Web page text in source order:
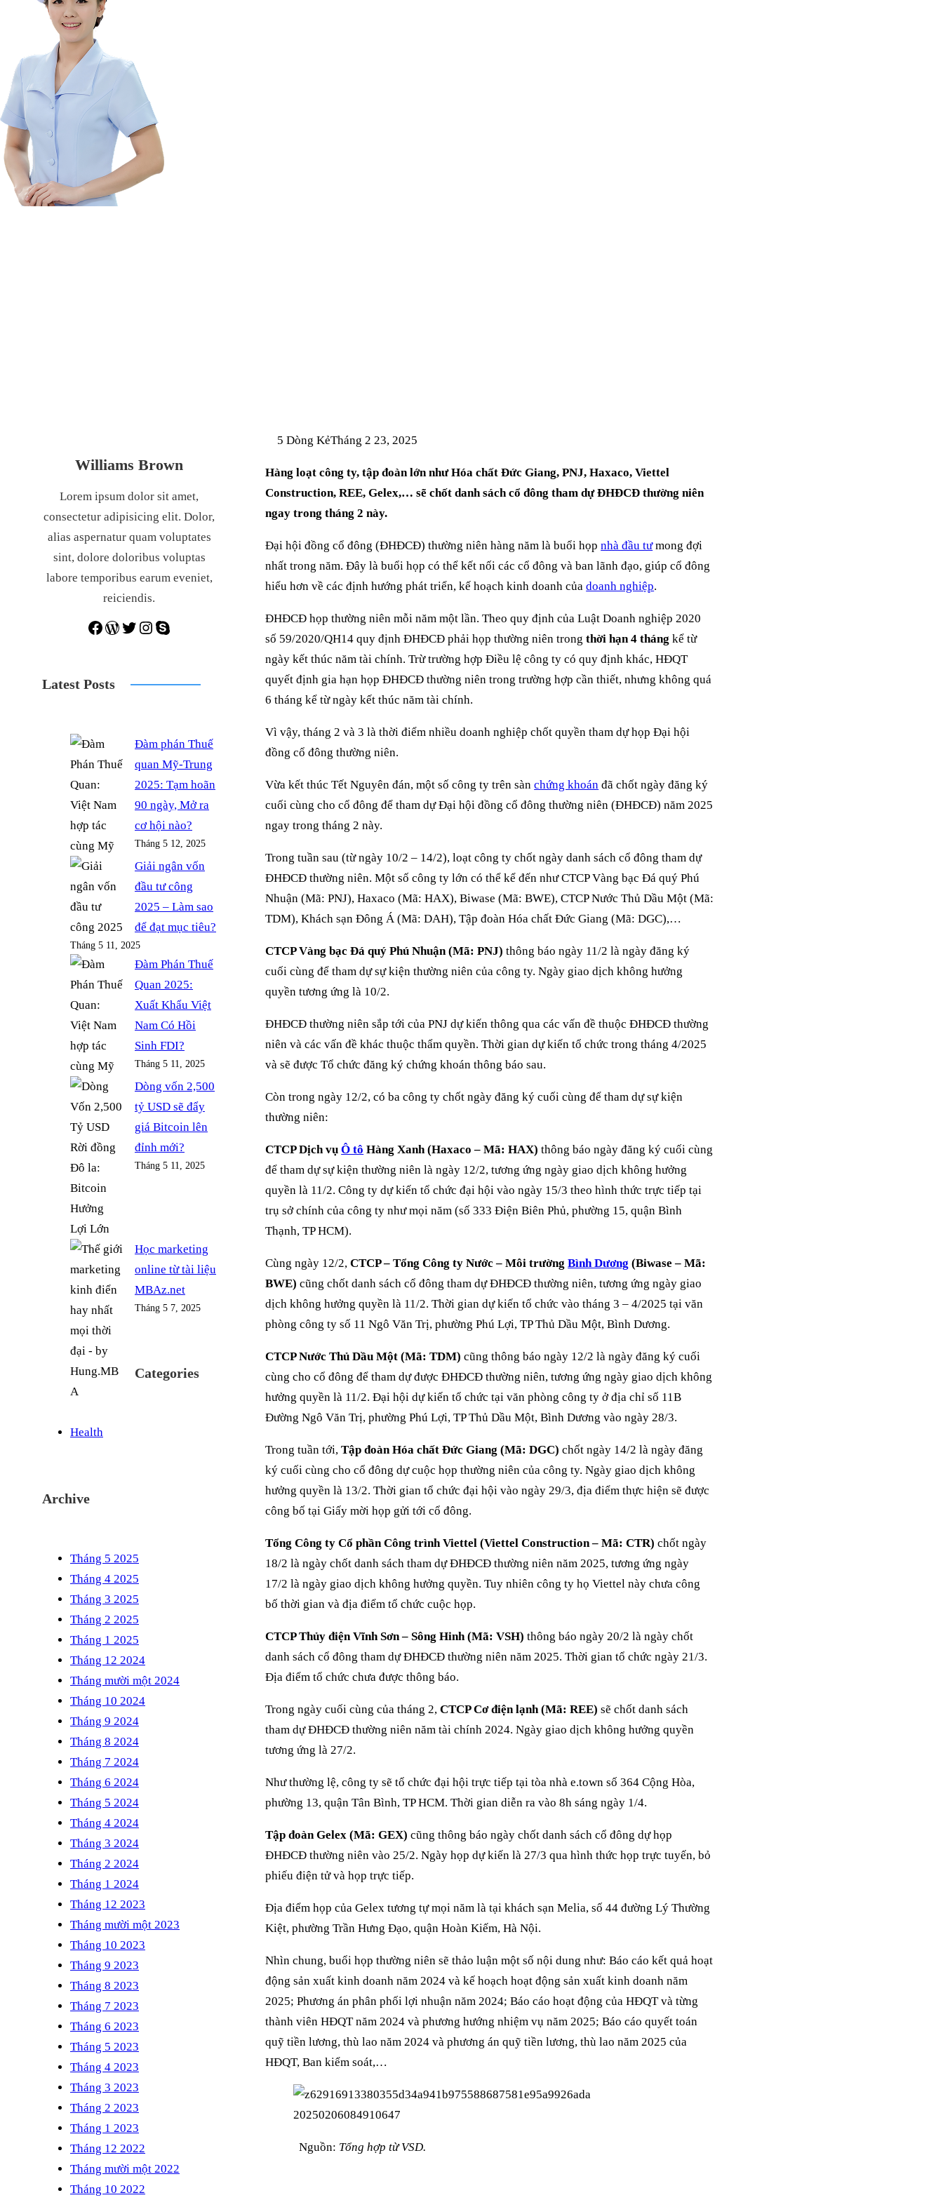
Williams Brown
Lorem ipsum dolor sit amet,
consectetur adipisicing elit. Dolor,
alias aspernatur quam voluptates
sint, dolore doloribus voluptas
labore temporibus earum eveniet,
reiciendis.
Facebook WordPress Twitter Instagram Skype
Latest Posts
Đàm phán Thuế
quan Mỹ-Trung
2025: Tạm hoãn
90 ngày, Mở ra
cơ hội nào?
Tháng 5 12, 2025
Giải ngân vốn
đầu tư công
2025 – Làm sao
để đạt mục tiêu?
Tháng 5 11, 2025
Đàm Phán Thuế
Quan 2025:
Xuất Khẩu Việt
Nam Có Hồi
Sinh FDI?
Tháng 5 11, 2025
Dòng vốn 2,500
tỷ USD sẽ đẩy
giá Bitcoin lên
đỉnh mới?
Tháng 5 11, 2025
Học marketing
online từ tài liệu
MBAz.net
Tháng 5 7, 2025
Categories
Health
Archive
Tháng 5 2025
Tháng 4 2025
Tháng 3 2025
Tháng 2 2025
Tháng 1 2025
Tháng 12 2024
Tháng mười một 2024
Tháng 10 2024
Tháng 9 2024
Tháng 8 2024
Tháng 7 2024
Tháng 6 2024
Tháng 5 2024
Tháng 4 2024
Tháng 3 2024
Tháng 2 2024
Tháng 1 2024
Tháng 12 2023
Tháng mười một 2023
Tháng 10 2023
Tháng 9 2023
Tháng 8 2023
Tháng 7 2023
Tháng 6 2023
Tháng 5 2023
Tháng 4 2023
Tháng 3 2023
Tháng 2 2023
Tháng 1 2023
Tháng 12 2022
Tháng mười một 2022
Tháng 10 2022
5 Dòng KẻTháng 2 23, 2025
Hàng loạt công ty, tập đoàn lớn như Hóa chất Đức Giang, PNJ, Haxaco, Viettel
Construction, REE, Gelex,… sẽ chốt danh sách cổ đông tham dự ĐHĐCĐ thường niên
ngay trong tháng 2 này.
Đại hội đồng cổ đông (ĐHĐCĐ) thường niên hàng năm là buổi họpnhà đầu tưmong đợi
nhất trong năm. Đây là buổi họp có thể kết nối các cổ đông và ban lãnh đạo, giúp cổ đông
hiểu hơn về các định hướng phát triển, kế hoạch kinh doanh củadoanh nghiệp.
ĐHĐCĐ họp thường niên mỗi năm một lần. Theo quy định của Luật Doanh nghiệp 2020
số 59/2020/QH14 quy định ĐHĐCĐ phải họp thường niên trongthời hạn 4 tháng kể từ
ngày kết thúc năm tài chính. Trừ trường hợp Điều lệ công ty có quy định khác, HĐQT
quyết định gia hạn họp ĐHĐCĐ thường niên trong trường hợp cần thiết, nhưng không quá
6 tháng kể từ ngày kết thúc năm tài chính.
Vì vậy, tháng 2 và 3 là thời điểm nhiều doanh nghiệp chốt quyền tham dự họp Đại hội
đồng cổ đông thường niên.
Vừa kết thúc Tết Nguyên đán, một số công ty trên sànchứng khoán đã chốt ngày đăng ký
cuối cùng cho cổ đông để tham dự Đại hội đồng cổ đông thường niên (ĐHĐCĐ) năm 2025
ngay trong tháng 2 này.
Trong tuần sau (từ ngày 10/2 – 14/2), loạt công ty chốt ngày danh sách cổ đông tham dự
ĐHĐCĐ thường niên. Một số công ty lớn có thể kể đến như CTCP Vàng bạc Đá quý Phú
Nhuận (Mã: PNJ), Haxaco (Mã: HAX), Biwase (Mã: BWE), CTCP Nước Thủ Dầu Một (Mã:
TDM), Khách sạn Đông Á (Mã: DAH), Tập đoàn Hóa chất Đức Giang (Mã: DGC),…
CTCP Vàng bạc Đá quý Phú Nhuận (Mã: PNJ) thông báo ngày 11/2 là ngày đăng ký
cuối cùng để tham dự sự kiện thường niên của công ty. Ngày giao dịch không hưởng
quyền tương ứng là 10/2.
ĐHĐCĐ thường niên sắp tới của PNJ dự kiến thông qua các vấn đề thuộc ĐHĐCĐ thường
niên và các vấn đề khác thuộc thẩm quyền. Thời gian dự kiến tổ chức trong tháng 4/2025
và sẽ được Tổ chức đăng ký chứng khoán thông báo sau.
Còn trong ngày 12/2, có ba công ty chốt ngày đăng ký cuối cùng để tham dự sự kiện
thường niên:
CTCP Dịch vụÔ tô Hàng Xanh (Haxaco – Mã: HAX)thông báo ngày đăng ký cuối cùng
để tham dự sự kiện thường niên là ngày 12/2, tương ứng ngày giao dịch không hưởng
quyền là 11/2. Công ty dự kiến tổ chức đại hội vào ngày 15/3 theo hình thức trực tiếp tại
trụ sở chính của công ty như mọi năm (số 333 Điện Biên Phủ, phường 15, quận Bình
Thạnh, TP HCM).
Cùng ngày 12/2,CTCP – Tổng Công ty Nước – Môi trườngBình Dương (Biwase – Mã:
BWE) cũng chốt danh sách cổ đông tham dự ĐHĐCĐ thường niên, tương ứng ngày giao
dịch không hưởng quyền là 11/2. Thời gian dự kiến tổ chức vào tháng 3 – 4/2025 tại văn
phòng công ty số 11 Ngô Văn Trị, phường Phú Lợi, TP Thủ Dầu Một, Bình Dương.
CTCP Nước Thủ Dầu Một (Mã: TDM) cũng thông báo ngày 12/2 là ngày đăng ký cuối
cùng cho cổ đông để tham dự được ĐHĐCĐ thường niên, tương ứng ngày giao dịch không
hưởng quyền là 11/2. Đại hội dự kiến tổ chức tại văn phòng công ty ở địa chỉ số 11B
Đường Ngô Văn Trị, phường Phú Lợi, TP Thủ Dầu Một, Bình Dương vào ngày 28/3.
Trong tuần tới,Tập đoàn Hóa chất Đức Giang (Mã: DGC) chốt ngày 14/2 là ngày đăng
ký cuối cùng cho cổ đông dự cuộc họp thường niên của công ty. Ngày giao dịch không
hưởng quyền là 13/2. Thời gian tổ chức đại hội vào ngày 29/3, địa điểm thực hiện sẽ được
công bố tại Giấy mời họp gửi tới cổ đông.
Tổng Công ty Cổ phần Công trình Viettel (Viettel Construction – Mã: CTR) chốt ngày
18/2 là ngày chốt danh sách tham dự ĐHĐCĐ thường niên năm 2025, tương ứng ngày
17/2 là ngày giao dịch không hưởng quyền. Tuy nhiên công ty họ Viettel này chưa công
bố thời gian và địa điểm tổ chức cuộc họp.
CTCP Thủy điện Vĩnh Sơn – Sông Hinh (Mã: VSH) thông báo ngày 20/2 là ngày chốt
danh sách cổ đông tham dự ĐHĐCĐ thường niên năm 2025. Thời gian tổ chức ngày 21/3.
Địa điểm tổ chức chưa được thông báo.
Trong ngày cuối cùng của tháng 2,CTCP Cơ điện lạnh (Mã: REE)sẽ chốt danh sách
tham dự ĐHĐCĐ thường niên năm tài chính 2024. Ngày giao dịch không hưởng quyền
tương ứng là 27/2.
Như thường lệ, công ty sẽ tổ chức đại hội trực tiếp tại tòa nhà e.town số 364 Cộng Hòa,
phường 13, quận Tân Bình, TP HCM. Thời gian diễn ra vào 8h sáng ngày 1/4.
Tập đoàn Gelex (Mã: GEX) cũng thông báo ngày chốt danh sách cổ đông dự họp
ĐHĐCĐ thường niên vào 25/2. Ngày họp dự kiến là 27/3 qua hình thức họp trực tuyến, bỏ
phiếu điện tử và họp trực tiếp.
Địa điểm họp của Gelex tương tự mọi năm là tại khách sạn Melia, số 44 đường Lý Thường
Kiệt, phường Trần Hưng Đạo, quận Hoàn Kiếm, Hà Nội.
Nhìn chung, buổi họp thường niên sẽ thảo luận một số nội dung như: Báo cáo kết quả hoạt
động sản xuất kinh doanh năm 2024 và kế hoạch hoạt động sản xuất kinh doanh năm
2025; Phương án phân phối lợi nhuận năm 2024; Báo cáo hoạt động của HĐQT và từng
thành viên HĐQT năm 2024 và phương hướng nhiệm vụ năm 2025; Báo cáo quyết toán
quỹ tiền lương, thù lao năm 2024 và phương án quỹ tiền lương, thù lao năm 2025 của
HĐQT, Ban kiểm soát,…
Nguồn: Tổng hợp từ VSD.